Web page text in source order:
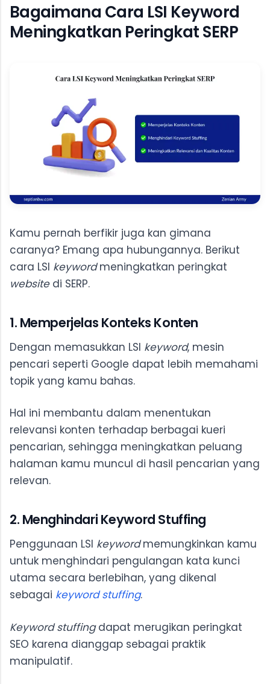
Bagaimana Cara LSI Keyword
Meningkatkan Peringkat SERP
Kamu pernah berfikir juga kan gimana
caranya? Emang apa hubungannya. Berikut
cara LSI keywordmeningkatkan peringkat
websitedi SERP.
1. Memperjelas Konteks Konten
Dengan memasukkan LSI keyword, mesin
pencari seperti Google dapat lebih memahami
topik yang kamu bahas.
Hal ini membantu dalam menentukan
relevansi konten terhadap berbagai kueri
pencarian, sehingga meningkatkan peluang
halaman kamu muncul di hasil pencarian yang
relevan.
2. Menghindari Keyword Stuffing
Penggunaan LSI keywordmemungkinkan kamu
untuk menghindari pengulangan kata kunci
utama secara berlebihan, yang dikenal
sebagai keyword stuffing.
Keyword stuffingdapat merugikan peringkat
SEO karena dianggap sebagai praktik
manipulatif.